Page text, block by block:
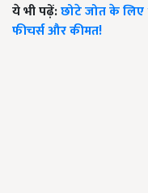
ये भी पढ़ें:छोटे जोत के लिए
फीचर्स और कीमत!